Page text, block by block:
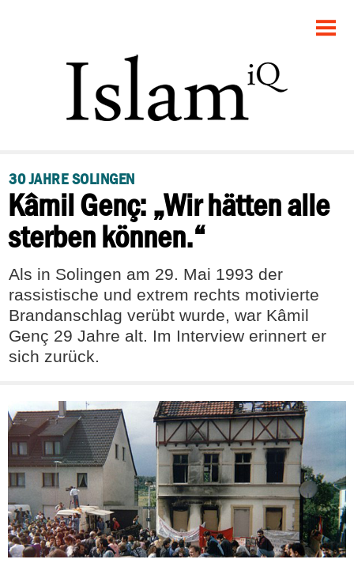
POLITIK
DEBATTE
PANORAMA
RECHT
FEUILLETON
30 JAHRE SOLINGEN
Kâmil Genç: „Wir hätten alle
sterben können.“
Als in Solingen am 29. Mai 1993 der
rassistische und extrem rechts motivierte
Brandanschlag verübt wurde, war Kâmil
Genç 29 Jahre alt. Im Interview erinnert er
sich zurück.